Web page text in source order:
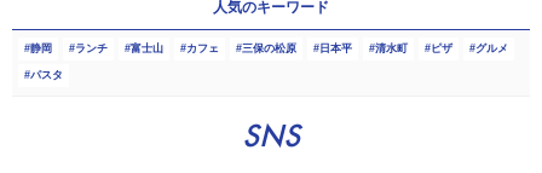
人気のキーワード
静岡 ランチ 富士山 カフェ 三保の松原 日本平 清水町 ピザ グルメ
パスタ
SNS